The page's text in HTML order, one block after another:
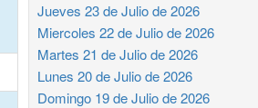
Jueves 23 de Julio de 2026
Miercoles 22 de Julio de 2026
Martes 21 de Julio de 2026
Lunes 20 de Julio de 2026
Domingo 19 de Julio de 2026